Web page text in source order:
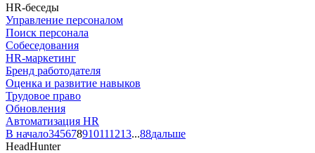
HR-беседы
Управление персоналом
Поиск персонала
Собеседования
HR-маркетинг
Бренд работодателя
Оценка и развитие навыков
Трудовое право
Обновления
Автоматизация HR
В начало345678910111213...88дальше
HeadHunter